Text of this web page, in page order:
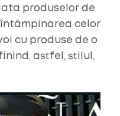
produselor de
întâmpinarea celor
cu produse de o
astfel, stilul,